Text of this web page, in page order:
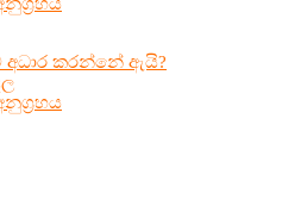
අධාර කරන්නේ ඇයි?